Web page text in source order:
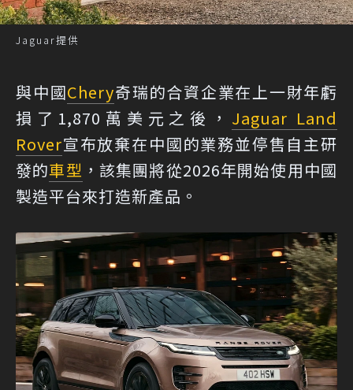
Jaguar提供
與中國Chery奇瑞的合資企業在上一財年虧
損了1,870萬美元之後， Jaguar Land
Rover宣布放棄在中國的業務並停售自主研
發的車型 ，該集團將從2026年開始使用中國
製造平台來打造新產品。